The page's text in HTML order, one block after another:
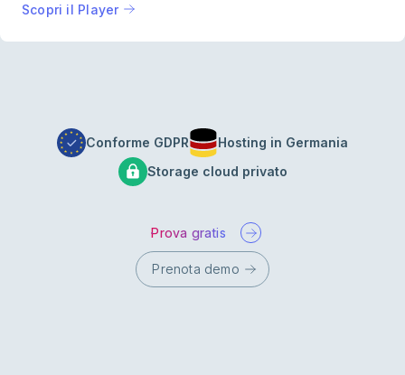
Scopri il Player
Conforme GDPR
Hosting in Germania
Storage cloud privato
Prova gratis
Prenota demo